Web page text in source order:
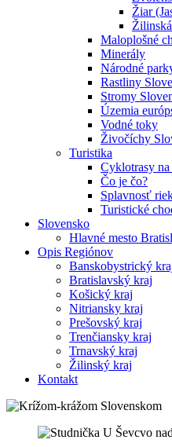
Žiar
Maloplošné
Minerály
Národné
Rastliny
Stromy
Územia
Vodné toky
Živočíchy
Turistika
Cyklotrasy
Čo je čo?
Splavnosť
Turistické
Slovensko
Hlavné mesto
Opis Regiónov
Banskobystrický
Bratislavský kraj
Košický kraj
Nitriansky kraj
Prešovský kraj
Trenčiansky kraj
Trnavský kraj
Žilinský kraj
Kontakt